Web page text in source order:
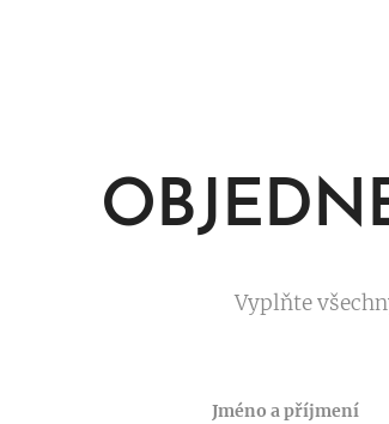
Vyplňte
Jméno a příjmení